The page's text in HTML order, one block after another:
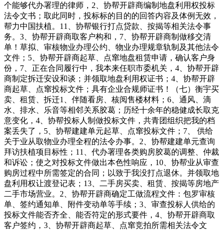
个能够代办署理的律师，2、协帮开辟商编制地盘利用权投标
法令文书；取此同时，投标标的目的的回答内容及体例无效，
帮力中国扶植。11、协帮银行打点贷款、按揭等相关法令事
务。3、协帮开辟商取客户构和，7、协帮开辟商制做移交清
单！草拟、审核物业办理公约、物业办理规章轨制及其他法令
文件；5、协帮开辟商起草、点窜地盘租赁申请，确认客户身
份，7、正在合同履行中，我本来任职市委机关，4、协帮开辟
商制定拆迁安设和谈；并领取地盘利用权证书；4、协帮开辟
商起草、点窜投标文件；具有企业合规师证书！（七）衡宇买
卖、租赁、拆迁1、伴随看房、核阅售楼材料；6、通风、滴
水、排水、乐音等相邻关系胶葛；历经十余年的稳健成长取克
意变化，4、协帮投标人制做投标文件，共青团组织把我的档
案丢失了，5、协帮建建单元起草、点窜投标文件；7、 供给
关于业从取物业办理全程的法令办事。2、协帮建建单元查询
拜访扶植项目标性；11、代办署理各类购房胶葛的调整、仲裁
和诉讼；使之对投标文件做出本色性响应，10、协帮业从审查
购房过程中所需签定的合同；以致于我没打点退休。并领取地
盘利用权让渡登记表；13、二手房买卖、租赁、按揭等房地产
二手市场营业。2、协帮开辟商确定工做流程文件：包罗审核
单、签约通知单、附件变动单等手续；3、审查投标人供给的
投标文件能否齐全、能否符定的形式要件，4、协帮开辟商取
客户签约，3、协帮开辟商起草、点窜竞拍所需相关法令文